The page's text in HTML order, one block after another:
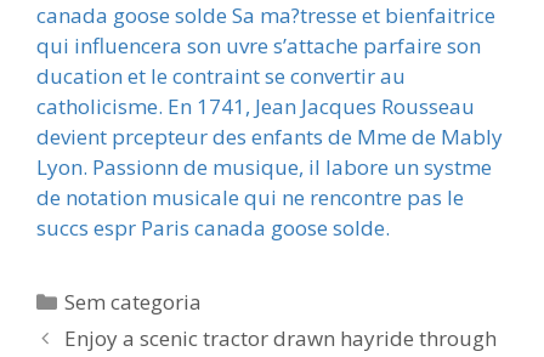
canada goose solde Sa ma?tresse et bienfaitrice
qui influencera son uvre s’attache parfaire son
ducation et le contraint se convertir au
catholicisme. En 1741, Jean Jacques Rousseau
devient prcepteur des enfants de Mme de Mably
Lyon. Passionn de musique, il labore un systme
de notation musicale qui ne rencontre pas le
succs espr Paris canada goose solde.
Categorias
Sem categoria
Enjoy a scenic tractor drawn hayride through